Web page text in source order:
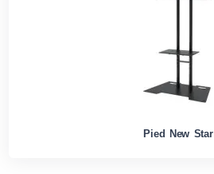
Pied New Star